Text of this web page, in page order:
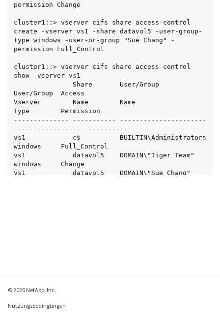
permission Change
cluster1::> vserver cifs share access-control
create -vserver vs1 -share datavol5 -user-group-
type windows -user-or-group "Sue Chang" -
permission Full_Control
cluster1::> vserver cifs share access-control
show -vserver vs1
User/Group  Access
Vserver        Name        Name
Type        Permission
-------------- ----------- ----------------------
----- ----------- -----------
vs1            c$          BUILTIN\Administrators
windows     Full_Control
vs1            datavol5    DOMAIN\"Tiger Team"
windows     Change
vs1            datavol5    DOMAIN\"Sue Chang"
© 2026 NetApp, Inc.
Nutzungsbedingungen